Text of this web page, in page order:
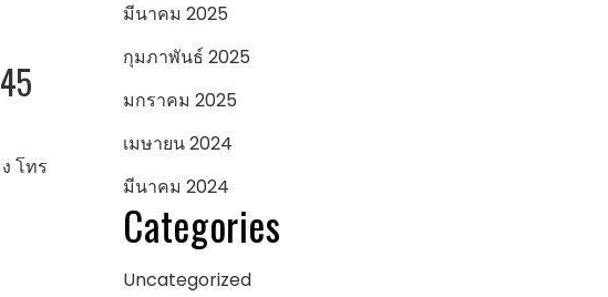
โทร
มีนาคม 2025
กุมภาพันธ์ 2025
มกราคม 2025
เมษายน 2024
มีนาคม 2024
Categories
Uncategorized